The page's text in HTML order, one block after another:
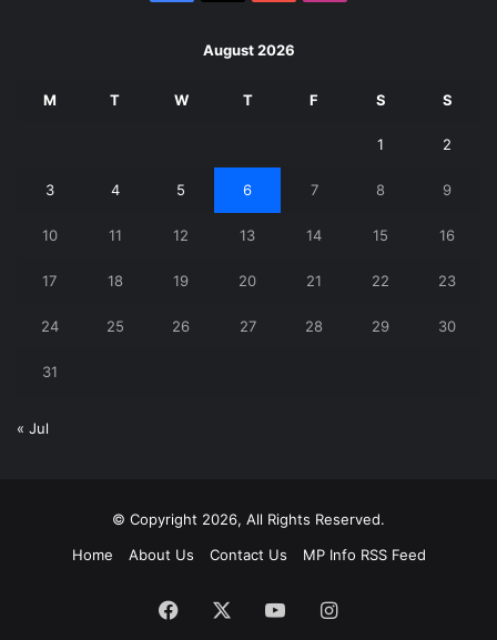
August 2026
M T W T F S S
1 2
3 4 5 6 7 8 9
10 11 12 13 14 15 16
17 18 19 20 21 22 23
24 25 26 27 28 29 30
31
« Jul
© Copyright 2026, All Rights Reserved.
Home
About Us Contact Us MP Info RSS Feed
Facebook YouTubeInstagram